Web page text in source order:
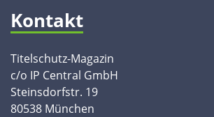
Kontakt
Titelschutz-Magazin
c/o IP Central GmbH
Steinsdorfstr. 19
80538 München